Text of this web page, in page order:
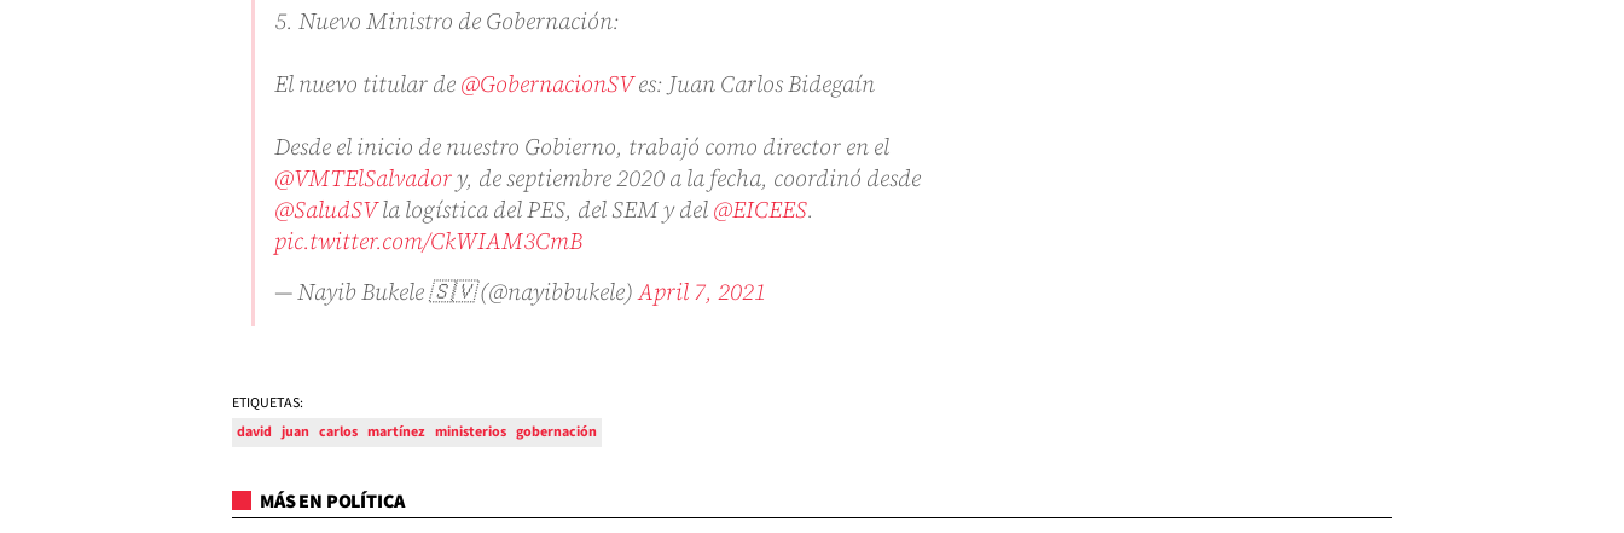
5. Nuevo Ministro de Gobernación:
El nuevo titular de@GobernacionSVes: Juan Carlos Bidegaín
Desde el inicio de nuestro Gobierno, trabajó como director en el
@VMTElSalvadory, de septiembre 2020 a la fecha, coordinó desde
@SaludSVla logística del PES, del SEM y del@EICEES.
pic.twitter.com/CkWIAM3CmB
— Nayib Bukele 🇸🇻 (@nayibbukele)April 7, 2021
ETIQUETAS:
david juan carlos martínez ministerios gobernación
MÁS EN POLÍTICA